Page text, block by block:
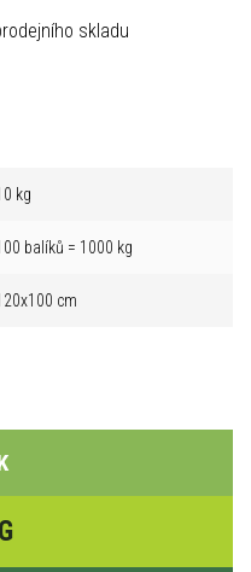
skladu
kg
balíků = 1000 kg
cm